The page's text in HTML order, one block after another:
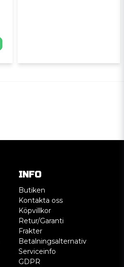
INFO
Butiken
Kontakta oss
Köpvillkor
Retur/Garanti
Frakter
Betalningsalternativ
Serviceinfo
GDPR